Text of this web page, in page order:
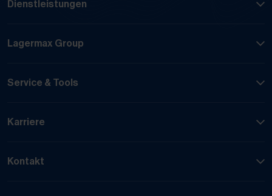
Dienstleistungen
Lagermax Group
Service & Tools
Karriere
Kontakt